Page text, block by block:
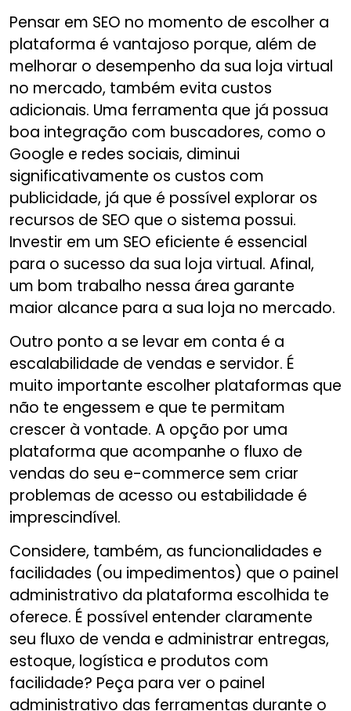
Pensar em SEO no momento de escolher a
plataforma é vantajoso porque, além de
melhorar o desempenho da sua loja virtual
no mercado, também evita custos
adicionais. Uma ferramenta que já possua
boa integração com buscadores, como o
Google e redes sociais, diminui
significativamente os custos com
publicidade, já que é possível explorar os
recursos de SEO que o sistema possui.
Investir em um SEO eficiente é essencial
para o sucesso da sua loja virtual. Afinal,
um bom trabalho nessa área garante
maior alcance para a sua loja no mercado.
Outro ponto a se levar em conta é a
escalabilidade de vendas e servidor. É
muito importante escolher plataformas que
não te engessem e que te permitam
crescer à vontade. A opção por uma
plataforma que acompanhe o fluxo de
vendas do seu e-commerce sem criar
problemas de acesso ou estabilidade é
imprescindível.
Considere, também, as funcionalidades e
facilidades (ou impedimentos) que o painel
administrativo da plataforma escolhida te
oferece. É possível entender claramente
seu fluxo de venda e administrar entregas,
estoque, logística e produtos com
facilidade? Peça para ver o painel
administrativo das ferramentas durante o